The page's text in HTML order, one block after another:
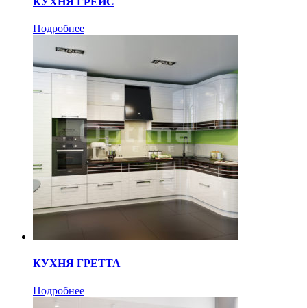
Подробнее
КУХНЯ ГРЕТТА
Подробнее